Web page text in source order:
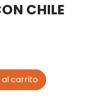
CHILE
carrito